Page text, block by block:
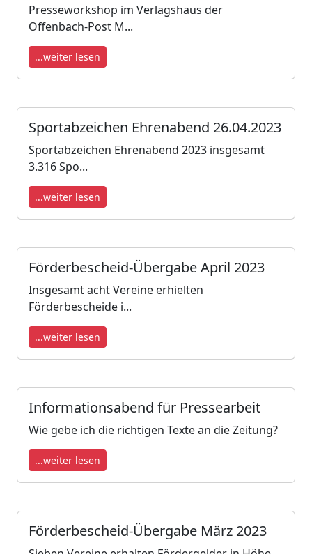
Presseworkshop im Verlagshaus der
Offenbach-Post M...
...weiter lesen
Sportabzeichen Ehrenabend 26.04.2023
Sportabzeichen Ehrenabend 2023 insgesamt
3.316 Spo...
...weiter lesen
Förderbescheid-Übergabe April 2023
Insgesamt acht Vereine erhielten
Förderbescheide i...
...weiter lesen
Informationsabend für Pressearbeit
Wie gebe ich die richtigen Texte an die Zeitung?
...weiter lesen
Förderbescheid-Übergabe März 2023